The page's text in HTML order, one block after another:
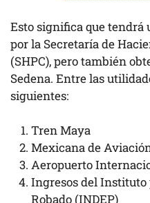
Esto significa que tendrá
por la Secretaría de
(SHPC), pero también
Sedena. Entre las
siguientes:
Tren Maya
Mexicana de
Aeropuerto
Ingresos del Instituto
Robado (INDEP)